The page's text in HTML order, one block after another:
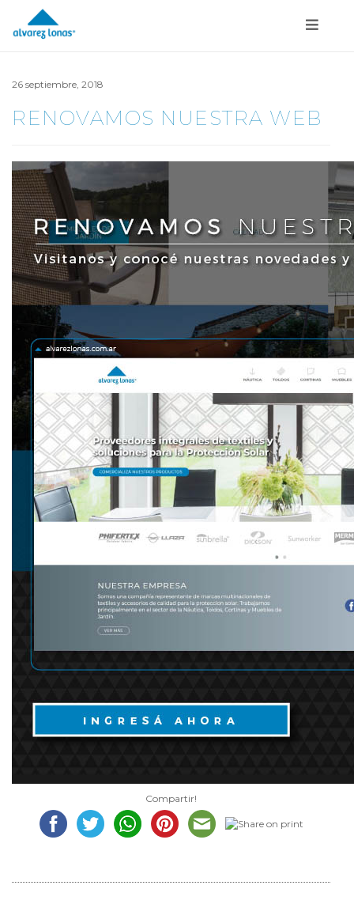
26 septiembre, 2018
RENOVAMOS NUESTRA WEB
Compartir!